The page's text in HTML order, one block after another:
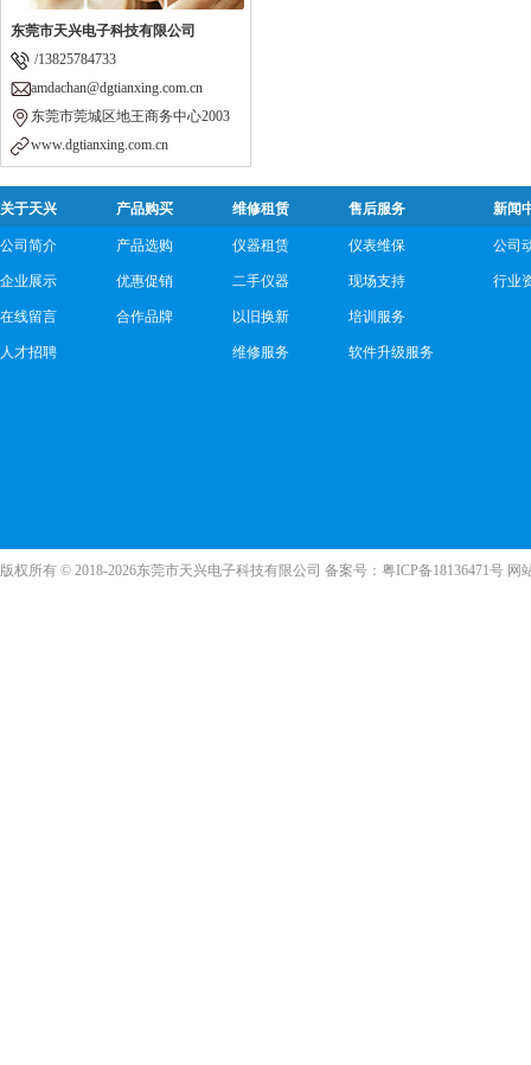
东莞市天兴电子科技有限公司
/13825784733
amdachan@dgtianxing.com.cn
东莞市莞城区地王商务中心2003
www.dgtianxing.com.cn
关于天兴
公司简介
企业展示
在线留言
人才招聘
产品购买
产品选购
优惠促销
合作品牌
维修租赁
仪器租赁
二手仪器
以旧换新
维修服务
售后服务
仪表维保
现场支持
培训服务
软件升级服务
新闻
公司
行业
版权所有 © 2018-2026东莞市天兴电子科技有限公司 备案号： 粤ICP备18136471号 网